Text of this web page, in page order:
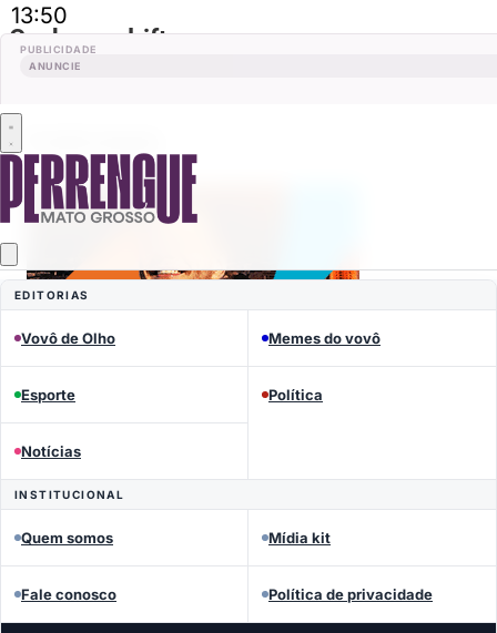
13:50
PUBLICIDADE
ANUNCIE
EDITORIAS
Vovô de Olho Memes do vovô
Esporte Política
Notícias
INSTITUCIONAL
Quem somos Mídia kit
Fale conosco Política de privacidade
Cachorro drift
Mais lidas